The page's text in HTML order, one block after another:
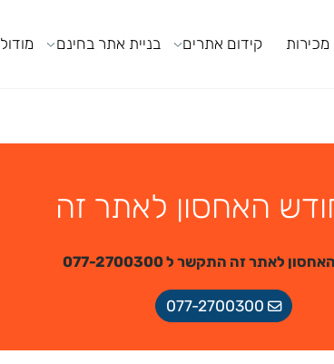
קידום אתרים בניית אתר בחינם מודולים
האחסון לאתר זה
זה התקשר ל 077-2700300
077-2700300